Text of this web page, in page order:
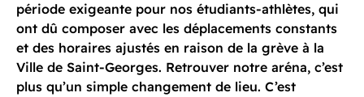
période exigeante pour nos étudiants-athlètes, qui
ont dû composer avec les déplacements constants
et des horaires ajustés en raison de la grève à la
Ville de Saint-Georges. Retrouver notre aréna, c’est
plus qu’un simple changement de lieu. C’est